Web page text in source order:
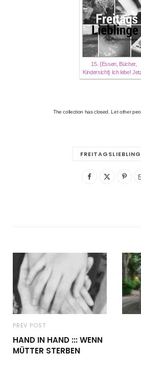
15. {Essen, Bücher,
Kindersicht} Ich lebe!
The collection has closed. Let other
PREV POST
HAND IN HAND ::: WENN
MÜTTER STERBEN